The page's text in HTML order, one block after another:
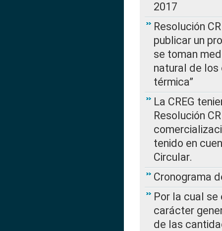
2017
Resolución
publicar un
se toman
natural de los
térmica”
La CREG
Resolución
tenido en
Circular.
Cronograma
Por la cual
carácter
de las